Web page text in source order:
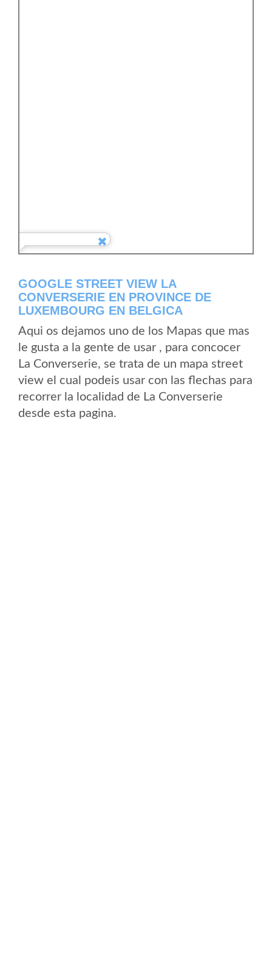
GOOGLE STREET VIEW LA
CONVERSERIE EN PROVINCE DE
LUXEMBOURG EN BELGICA
Aqui os dejamos uno de los Mapas que mas
le gusta a la gente de usar , para concocer
La Converserie, se trata de un mapa street
view el cual podeis usar con las flechas para
recorrer la localidad de La Converserie
desde esta pagina.